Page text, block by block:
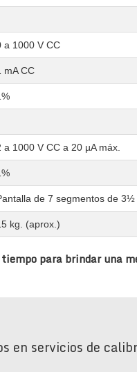
a 1000 V CC
mA CC
a 1000 V CC a 20 µA máx.
de 7 segmentos de
kg. (aprox.)
para brindar una
en servicios de